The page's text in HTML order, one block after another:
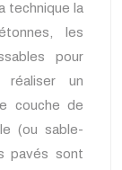
technique la
les
pour
un
couche de
(ou sable-
pavés sont